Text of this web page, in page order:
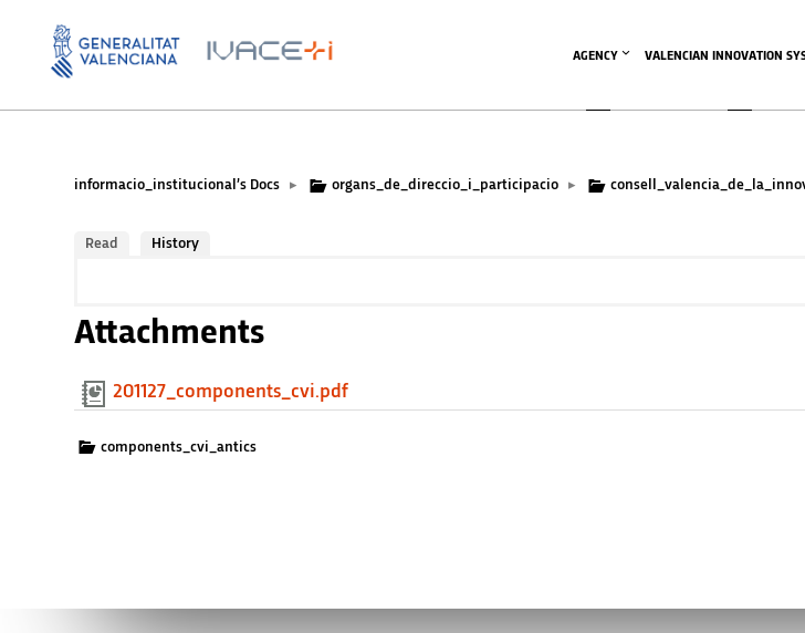
AGENCY VALENCIAN INNOVATION
informacio_institucional’s Docs ▸ organs_de_direccio_i_participacio ▸
Read History
Attachments
201127_components_cvi.pdf
components_cvi_antics